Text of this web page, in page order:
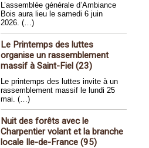
L’assemblée générale d’Ambiance
Bois aura lieu le samedi 6 juin
2026. (…)
Le Printemps des luttes
organise un rassemblement
massif à Saint-Fiel (23)
Le printemps des luttes invite à un
rassemblement massif le lundi 25
mai. (…)
Nuit des forêts avec le
Charpentier volant et la branche
locale Ile-de-France (95)